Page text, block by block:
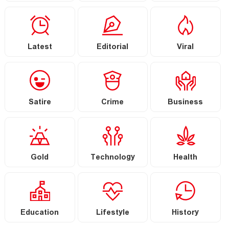
Latest Editorial Viral
Satire Crime Business
Gold Technology Health
Education Lifestyle History